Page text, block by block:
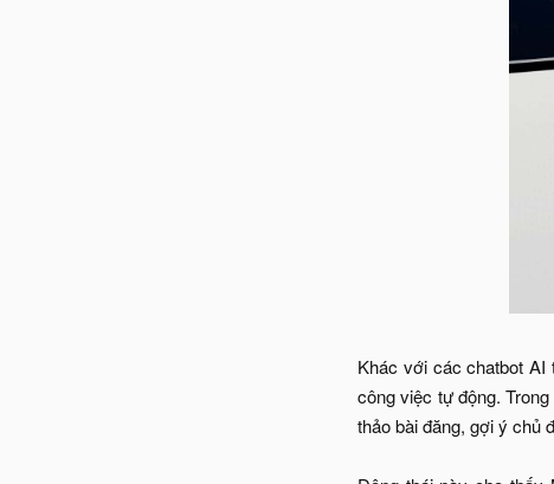
Khác với các chatbot AI
công việc tự động.
thảo bài đăng, gợi ý chủ